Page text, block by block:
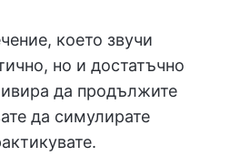
което звучи
но и достатъчно
да продължите
да симулирате